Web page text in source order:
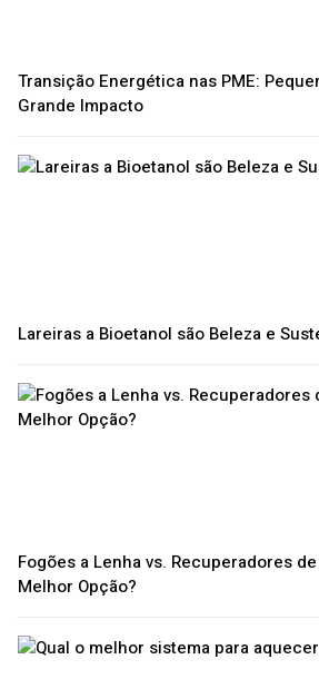
Transição Energética nas PME:
Grande Impacto
Lareiras a Bioetanol são Beleza e
Fogões a Lenha vs. Recuperadores
Melhor Opção?